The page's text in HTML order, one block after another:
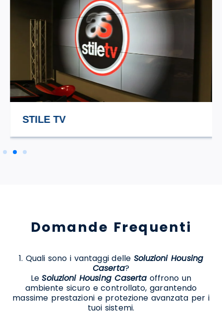
STILE TV
Domande Frequenti
1. Quali sono i vantaggi delle Soluzioni Housing
Caserta?
LeSoluzioni Housing Caserta offrono un
ambiente sicuro e controllato, garantendo
massime prestazioni e protezione avanzata per i
tuoi sistemi.